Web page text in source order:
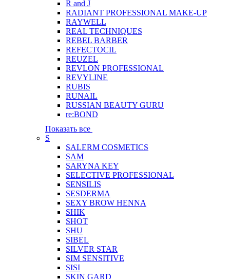
R and J
RADIANT PROFESSIONAL MAKE-UP
RAYWELL
REAL TECHNIQUES
REBEL BARBER
REFECTOCIL
REUZEL
REVLON PROFESSIONAL
REVYLINE
RUBIS
RUNAIL
RUSSIAN BEAUTY GURU
re:BOND
Показать все
S
SALERM COSMETICS
SAM
SARYNA KEY
SELECTIVE PROFESSIONAL
SENSILIS
SESDERMA
SEXY BROW HENNA
SHIK
SHOT
SHU
SIBEL
SILVER STAR
SIM SENSITIVE
SISI
SKIN GARD